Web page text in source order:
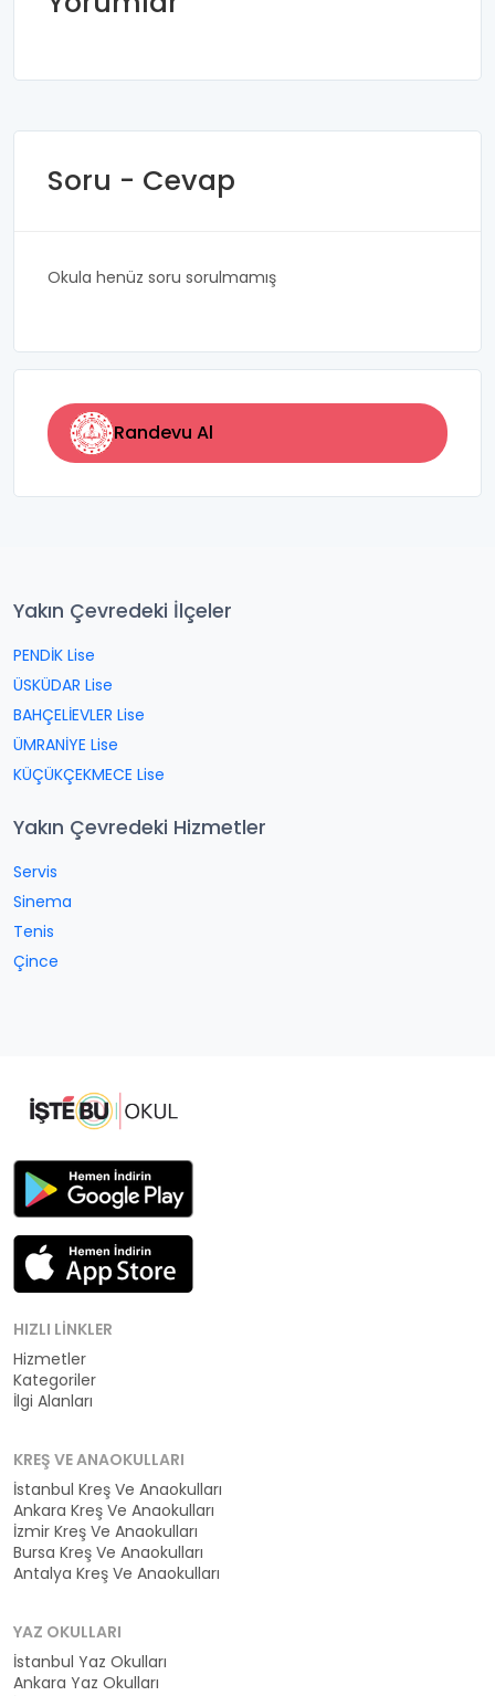
Soru - Cevap
Okula henüz soru sorulmamış
Randevu Al
Yakın Çevredeki İlçeler
PENDİK Lise
ÜSKÜDAR Lise
BAHÇELİEVLER Lise
ÜMRANİYE Lise
KÜÇÜKÇEKMECE Lise
Yakın Çevredeki Hizmetler
Servis
Sinema
Tenis
Çince
HIZLI LINKLER
Hizmetler
Kategoriler
İlgi Alanları
KREŞ VE ANAOKULLARI
İstanbul Kreş Ve Anaokulları
Ankara Kreş Ve Anaokulları
İzmir Kreş Ve Anaokulları
Bursa Kreş Ve Anaokulları
Antalya Kreş Ve Anaokulları
YAZ OKULLARI
İstanbul Yaz Okulları
Ankara Yaz Okulları